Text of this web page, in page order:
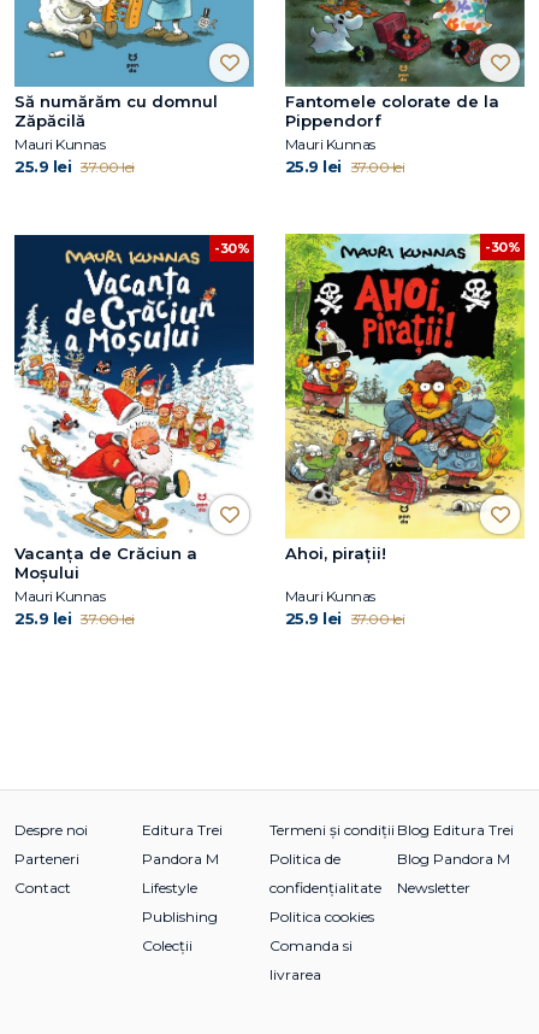
Să numărăm cu domnul
Zăpăcilă
Mauri Kunnas
25.9 lei 37.00 lei
Fantomele colorate de la
Pippendorf
Mauri Kunnas
25.9 lei 37.00 lei
-30%
Vacanța de Crăciun a
Moșului
Mauri Kunnas
25.9 lei 37.00 lei
-30%
Ahoi, pirații!
Mauri Kunnas
25.9 lei 37.00 lei
Despre noi
Parteneri
Contact
Editura Trei
Pandora M
Lifestyle
Publishing
Colecții
Termeni și condiții
Politica de
confidențialitate
Politica cookies
Comanda si
livrarea
Blog Editura Trei
Blog Pandora M
Newsletter